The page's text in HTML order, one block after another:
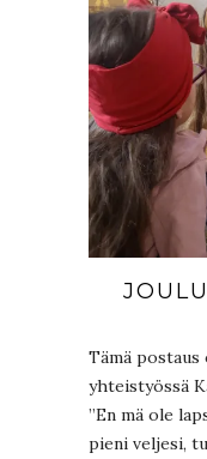
Tämä
yhteistyössä
”En mä ole
pieni veljesi,